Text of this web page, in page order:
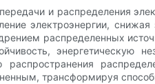
и распределения
электроэнергии,
распределенных
энергетическую
трансформируя